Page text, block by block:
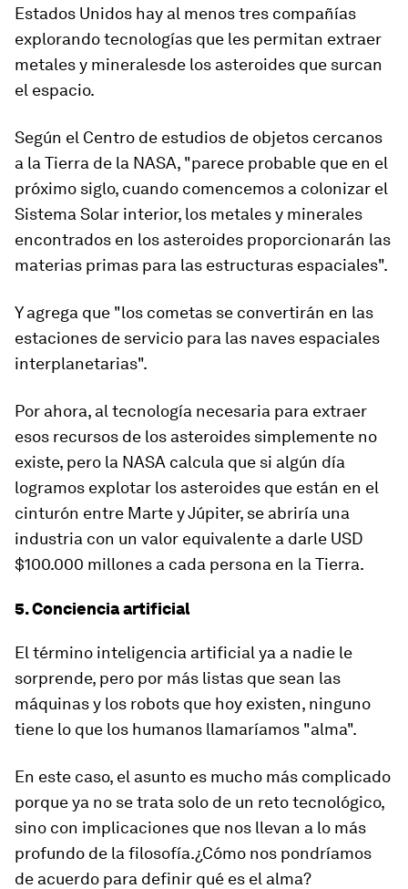
Estados Unidos hay al menos tres compañías
explorando tecnologías que les permitan extraer
metales y mineralesde los asteroides que surcan
el espacio.
Según el Centro de estudios de objetos cercanos
a la Tierra de la NASA, "parece probable que en el
próximo siglo, cuando comencemos a colonizar el
Sistema Solar interior, los metales y minerales
encontrados en los asteroides proporcionarán las
materias primas para las estructuras espaciales".
Y agrega que "los cometas se convertirán en las
estaciones de servicio para las naves espaciales
interplanetarias".
Por ahora, al tecnología necesaria para extraer
esos recursos de los asteroides simplemente no
existe, pero la NASA calcula que si algún día
logramos explotar los asteroides que están en el
cinturón entre Marte y Júpiter, se abriría una
industria con un valor equivalente a darle USD
$100.000 millones a cada persona en la Tierra.
5. Conciencia artificial
El término inteligencia artificial ya a nadie le
sorprende, pero por más listas que sean las
máquinas y los robots que hoy existen, ninguno
tiene lo que los humanos llamaríamos "alma".
En este caso, el asunto es mucho más complicado
porque ya no se trata solo de un reto tecnológico,
sino con implicaciones que nos llevan a lo más
profundo de la filosofía.¿Cómo nos pondríamos
de acuerdo para definir qué es el alma?